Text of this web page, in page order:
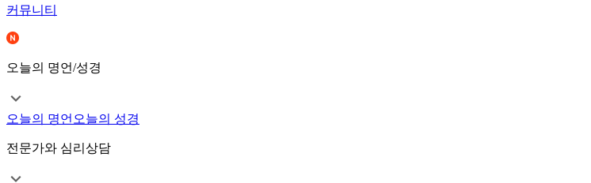
커뮤니티
오늘의 명언/성경
오늘의 명언 오늘의 성경
전문가와 심리상담